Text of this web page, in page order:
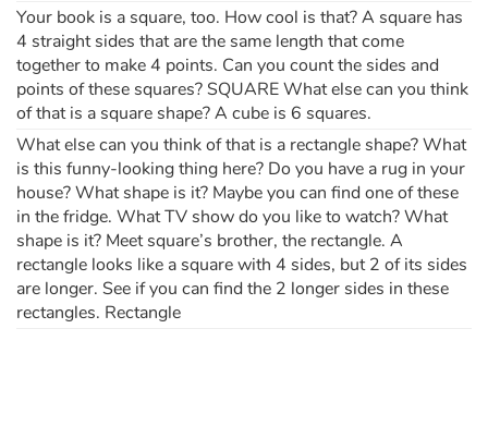
Your book is a square, too. How cool is that? A square has
4 straight sides that are the same length that come
together to make 4 points. Can you count the sides and
points of these squares? SQUARE What else can you think
of that is a square shape? A cube is 6 squares.
What else can you think of that is a rectangle shape? What
is this funny-looking thing here? Do you have a rug in your
house? What shape is it? Maybe you can find one of these
in the fridge. What TV show do you like to watch? What
shape is it? Meet square’s brother, the rectangle. A
rectangle looks like a square with 4 sides, but 2 of its sides
are longer. See if you can find the 2 longer sides in these
rectangles. Rectangle